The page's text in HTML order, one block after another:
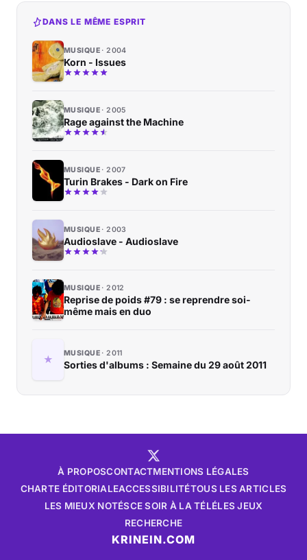
DANS LE MÊME ESPRIT
MUSIQUE 2004
Korn - Issues
MUSIQUE 2005
Rage against the Machine
MUSIQUE 2007
Turin Brakes - Dark on Fire
MUSIQUE 2003
Audioslave - Audioslave
MUSIQUE 2012
Reprise de poids #79 : se reprendre soi-
même mais en duo
MUSIQUE 2011
Sorties d'albums : Semaine du 29 août 2011
À PROPOSCONTACTMENTIONS LÉGALES
CHARTE ÉDITORIALEACCESSIBILITÉTOUS LES ARTICLES
LES MIEUX NOTÉSCE SOIR À LA TÉLÉLES JEUX
RECHERCHE
KRINEIN.COM